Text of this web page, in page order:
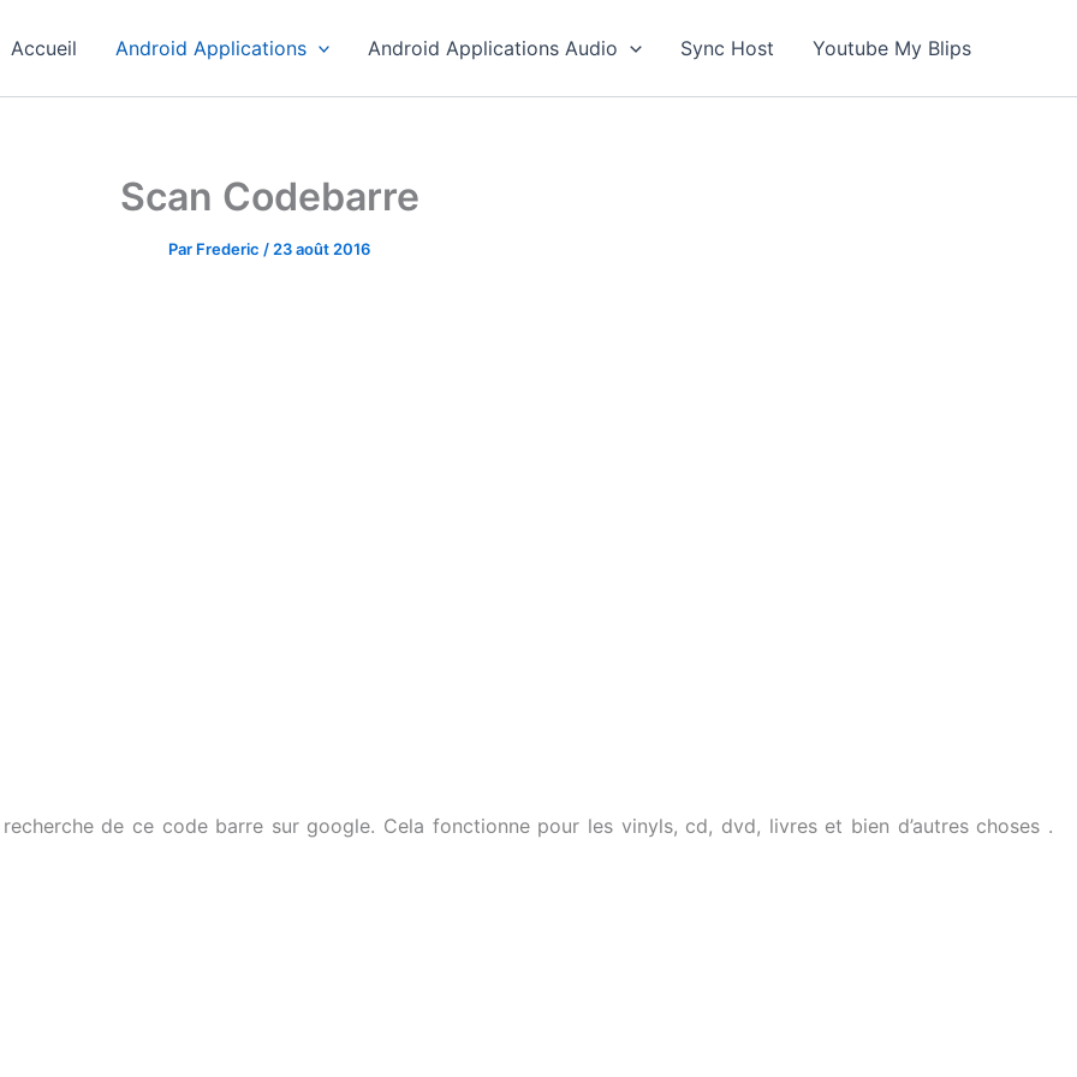
Accueil Android Applications Android Applications Audio Sync Host Youtube My Blips
Scan Codebarre
Par Frederic / 23 août 2016
de ce code barre sur google. Cela fonctionne pour les vinyls, cd, dvd, livres et bien d’autres choses .